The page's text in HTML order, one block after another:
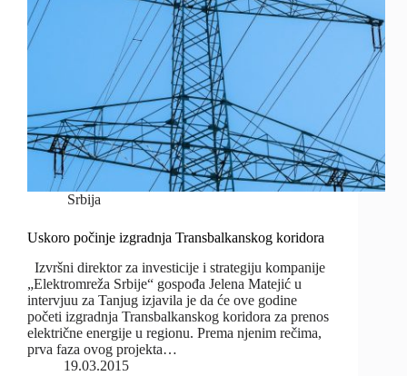
Srbija
Uskoro počinje izgradnja Transbalkanskog koridora
Izvršni direktor za investicije i strategiju kompanije
„Elektromreža Srbije“ gospođa Jelena Matejić u
intervjuu za Tanjug izjavila je da će ove godine
početi izgradnja Transbalkanskog koridora za prenos
električne energije u regionu. Prema njenim rečima,
prva faza ovog projekta…
19.03.2015